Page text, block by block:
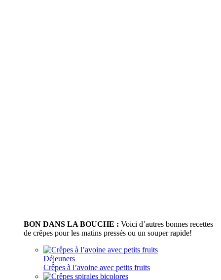
BON DANS LA BOUCHE : Voici d’autres bonnes recettes
de crêpes pour les matins pressés ou un souper rapide!
Déjeuners
Crêpes à l’avoine avec petits fruits